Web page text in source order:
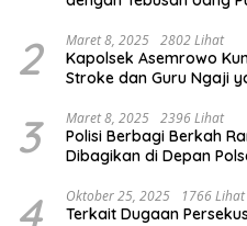
2 Maret 8, 2025 2802 Lihat
Kapolsek Asemrowo
Stroke dan Guru Ngaji
3 Maret 8, 2025 2396 Lihat
Polisi Berbagi Berkah
Dibagikan di Depan
4 Oktober 25, 2025 1766 Lihat
Terkait Dugaan